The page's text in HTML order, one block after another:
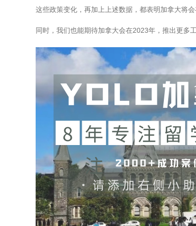
这些政策变化，再加上上述数据，都表明加拿大将
同时，我们也能期待加拿大会在2023年，推出更多